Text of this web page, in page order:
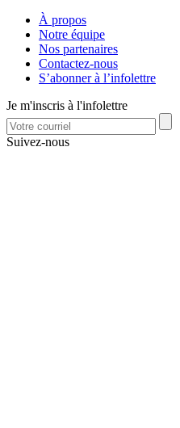
À propos
Notre équipe
Nos partenaires
Contactez-nous
S’abonner à l’infolettre
Je m'inscris à l'infolettre
Suivez-nous